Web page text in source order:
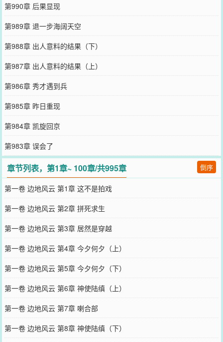
第990章 后果显现
第989章 退一步海阔天空
第988章 出人意料的结果（下）
第987章 出人意料的结果（上）
第986章 秀才遇到兵
第985章 昨日重现
第984章 凯旋回京
第983章 误会了
章节列表，第1章~ 100章/共995章 倒序
第一卷 边地风云 第1章 这不是拍戏
第一卷 边地风云 第2章 拼死求生
第一卷 边地风云 第3章 居然是穿越
第一卷 边地风云 第4章 今夕何夕（上）
第一卷 边地风云 第5章 今夕何夕（下）
第一卷 边地风云 第6章 神使陆缜（上）
第一卷 边地风云 第7章 喇合部
第一卷 边地风云 第8章 神使陆缜（下）